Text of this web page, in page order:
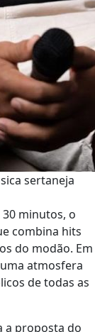
sertaneja
minutos, o
combina hits
do modão. Em
atmosfera
de todas as
a proposta do